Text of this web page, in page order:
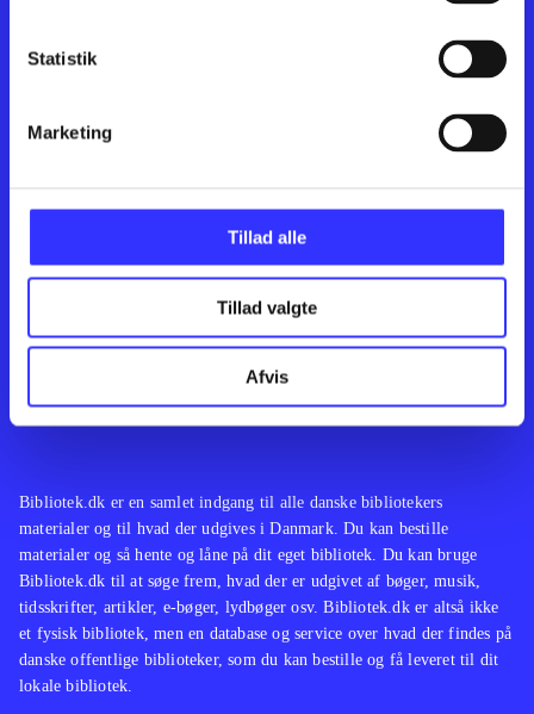
Statistik
Marketing
Tillad alle
Tillad valgte
Afvis Feedback
Bibliotek.dk er en samlet indgang til alle danske bibliotekers
materialer og til hvad der udgives i Danmark. Du kan bestille
materialer og så hente og låne på dit eget bibliotek. Du kan bruge
Bibliotek.dk til at søge frem, hvad der er udgivet af bøger, musik,
tidsskrifter, artikler, e-bøger, lydbøger osv. Bibliotek.dk er altså ikke
et fysisk bibliotek, men en database og service over hvad der findes på
danske offentlige biblioteker, som du kan bestille og få leveret til dit
lokale bibliotek.
Kontakt os
English
Artikler
Film
Musik
Noder